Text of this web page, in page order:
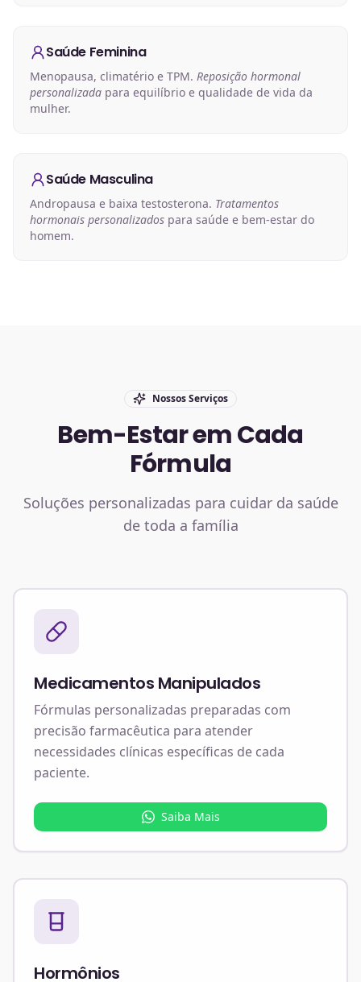
Saúde Feminina
Menopausa, climatério e TPM. Reposição hormonal
personalizada para equilíbrio e qualidade de vida da
mulher.
Saúde Masculina
Andropausa e baixa testosterona. Tratamentos
hormonais personalizados para saúde e bem-estar do
homem.
Nossos Serviços
Bem-Estar em Cada
Fórmula
Soluções personalizadas para cuidar da saúde
de toda a família
Medicamentos Manipulados
Fórmulas personalizadas preparadas com
precisão farmacêutica para atender
necessidades clínicas específicas de cada
paciente.
Saiba Mais
Hormônios